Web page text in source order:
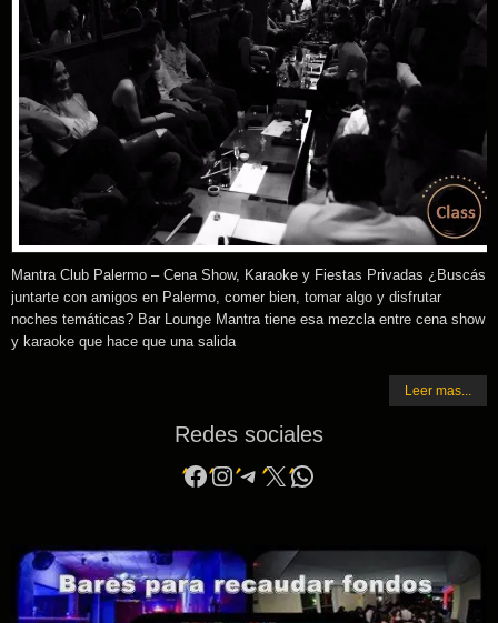
Mantra Club Palermo – Cena Show, Karaoke y Fiestas Privadas ¿Buscás
juntarte con amigos en Palermo, comer bien, tomar algo y disfrutar
noches temáticas? Bar Lounge Mantra tiene esa mezcla entre cena show
y karaoke que hace que una salida
Leer mas...
Redes sociales
Facebook
Instagram
Telegram
X WhatsApp